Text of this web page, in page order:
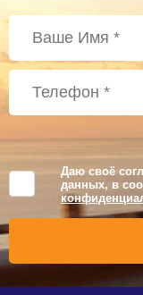
Даю своё
данных, в